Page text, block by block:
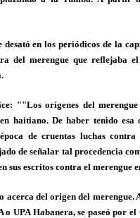
desató en los periódicos de la
del merengue que reflejaba
"Los orígenes del
haitiano. De haber tenido esa
de cruentas luchas
de señalar tal procedencia
sus escritos contra el merengue
acerca del origen del merengue.
o UPA Habanera, se paseó por